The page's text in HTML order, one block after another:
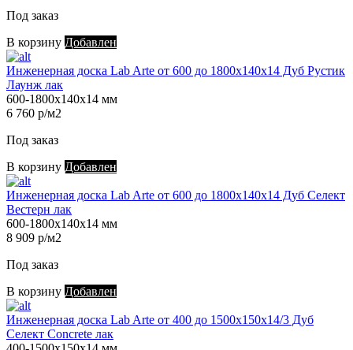
Под заказ
В корзину Добавлен
Инженерная доска Lab Arte от 600 до 1800х140х14 Дуб Рустик
Лаунж лак
600-1800х140х14 мм
6 760 р/м2
Под заказ
В корзину Добавлен
Инженерная доска Lab Arte от 600 до 1800х140х14 Дуб Селект
Вестерн лак
600-1800х140х14 мм
8 909 р/м2
Под заказ
В корзину Добавлен
Инженерная доска Lab Arte от 400 до 1500х150х14/3 Дуб
Селект Concrete лак